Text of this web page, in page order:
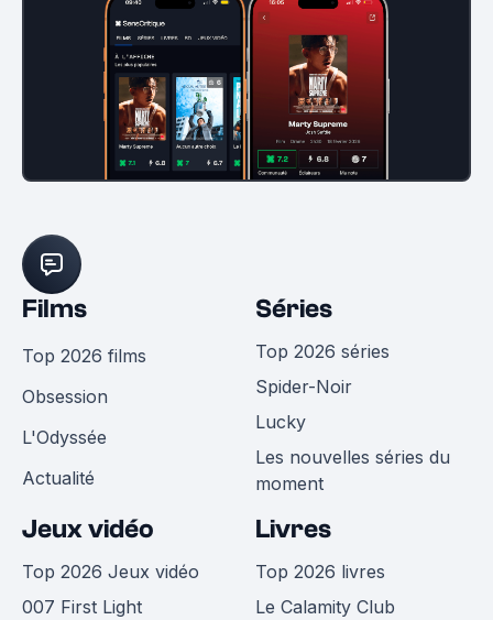
Films
Top 2026 films
Obsession
L'Odyssée
Actualité
Séries
Top 2026 séries
Spider-Noir
Lucky
Les nouvelles séries du
moment
Jeux vidéo
Top 2026 Jeux vidéo
007 First Light
Livres
Top 2026 livres
Le Calamity Club